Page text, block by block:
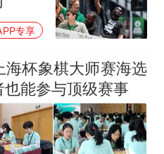
专享
杯象棋大师赛海选
能参与顶级赛事